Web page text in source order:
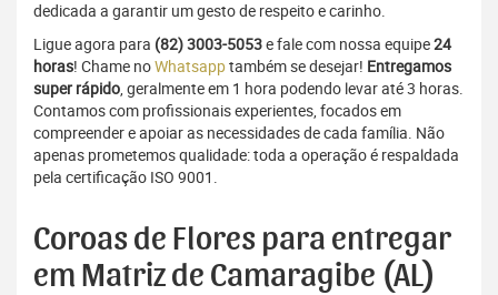
dedicada a garantir um gesto de respeito e carinho.
Ligue agora para (82) 3003-5053e fale com nossa equipe24
horas! Chame noWhatsapptambém se desejar! Entregamos
super rápido, geralmente em 1 hora podendo levar até 3 horas.
Contamos com profissionais experientes, focados em
compreender e apoiar as necessidades de cada família. Não
apenas prometemos qualidade: toda a operação é respaldada
pela certificação ISO 9001.
Coroas de Flores para entregar
em Matriz de Camaragibe (AL)